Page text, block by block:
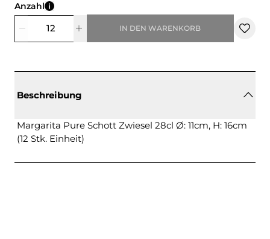
Anzahl
IN DEN WARENKORB
Beschreibung
Margarita Pure Schott Zwiesel 28cl Ø: 11cm, H: 16cm
(12 Stk. Einheit)